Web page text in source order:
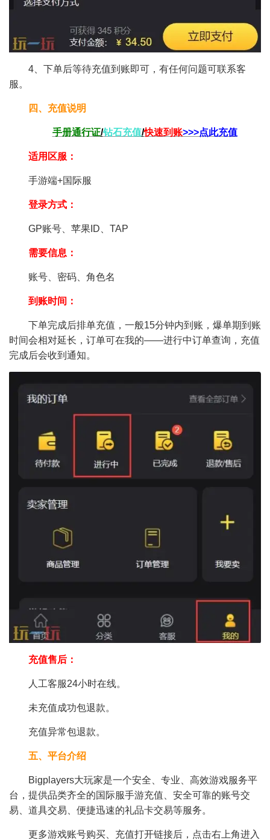
4、下单后等待充值到账即可，有任何问题可联系客
服。
四、充值说明
手册通行证/钻石充值/快速到账>>>点此充值
适用区服：
手游端+国际服
登录方式：
GP账号、苹果ID、TAP
需要信息：
账号、密码、角色名
到账时间：
下单完成后排单充值，一般15分钟内到账，爆单期到账
时间会相对延长，订单可在我的——进行中订单查询，充值
完成后会收到通知。
充值售后：
人工客服24小时在线。
未充值成功包退款。
充值异常包退款。
五、平台介绍
Bigplayers大玩家是一个安全、专业、高效游戏服务平
台，提供品类齐全的国际服手游充值、安全可靠的账号交
易、道具交易、便捷迅速的礼品卡交易等服务。
更多游戏账号购买、充值打开链接后，点击右上角进入